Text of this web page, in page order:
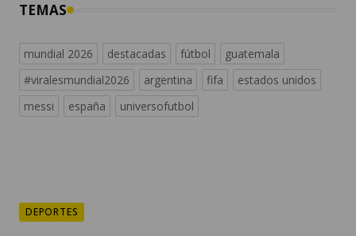
TEMAS
mundial 2026 destacadas fútbol
guatemala
#viralesmundial2026
argentina fifa
estados unidos
messi
españa universofutbol
DEPORTES